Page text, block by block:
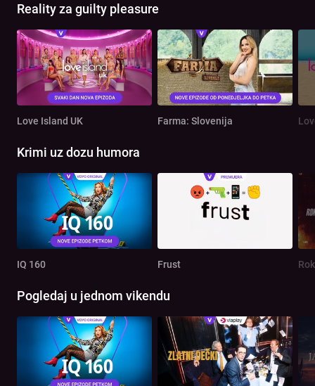
Reality za guilty pleasure
Love Island UK Farma: Slovenija
Krimi uz dozu humora
IQ 160 Frust
Pogledaj u jednom vikendu